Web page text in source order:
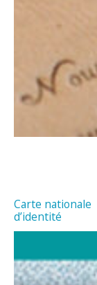
Carte nationale
d’identité